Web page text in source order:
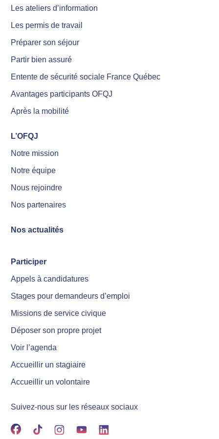
Les ateliers d’information
Les permis de travail
Préparer son séjour
Partir bien assuré
Entente de sécurité sociale France Québec
Avantages participants OFQJ
Après la mobilité
L’OFQJ
Notre mission
Notre équipe
Nous rejoindre
Nos partenaires
Nos actualités
Participer
Appels à candidatures
Stages pour demandeurs d’emploi
Missions de service civique
Déposer son propre projet
Voir l’agenda
Accueillir un stagiaire
Accueillir un volontaire
Suivez-nous sur les réseaux sociaux